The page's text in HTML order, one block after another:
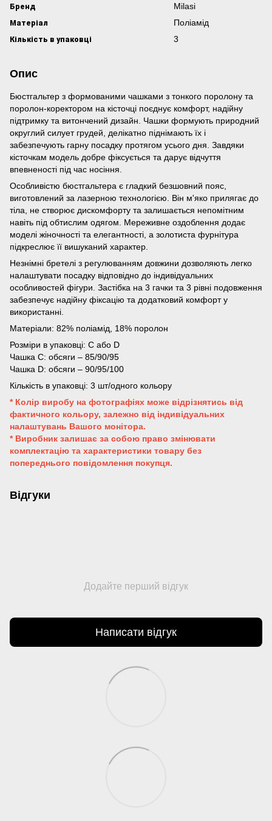
Бренд Milasi
Матеріал Поліамід
Кількість в упаковці 3
Опис
Бюстгальтер з формованими чашками з тонкого поролону та
поролон-коректором на кісточці поєднує комфорт, надійну
підтримку та витончений дизайн. Чашки формують природний
округлий силует грудей, делікатно піднімають їх і
забезпечують гарну посадку протягом усього дня. Завдяки
кісточкам модель добре фіксується та дарує відчуття
впевненості під час носіння.
Особливістю бюстгальтера є гладкий безшовний пояс,
виготовлений за лазерною технологією. Він м'яко прилягає до
тіла, не створює дискомфорту та залишається непомітним
навіть під обтислим одягом. Мереживне оздоблення додає
моделі жіночності та елегантності, а золотиста фурнітура
підкреслює її вишуканий характер.
Незнімні бретелі з регулюванням довжини дозволяють легко
налаштувати посадку відповідно до індивідуальних
особливостей фігури. Застібка на 3 гачки та 3 рівні подовження
забезпечує надійну фіксацію та додатковий комфорт у
використанні.
Матеріали: 82% поліамід, 18% поролон
Розміри в упаковці: C або D
Чашка C: обсяги – 85/90/95
Чашка D: обсяги – 90/95/100
Кількість в упаковці: 3 шт/одного кольору
* Колір виробу на фотографіях може відрізнятись від
фактичного кольору, залежно від індивідуальних
налаштувань Вашого монітора.
* Виробник залишає за собою право змінювати
комплектацію та характеристики товару без
попереднього повідомлення покупця.
Відгуки
Додайте перший відгук
Написати відгук